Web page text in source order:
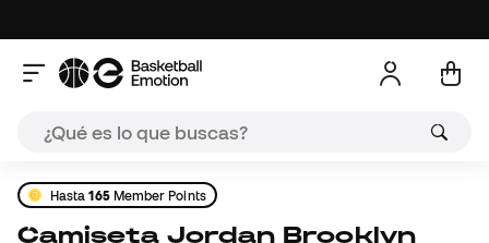
Hasta165Member Points
Camiseta Jordan Brooklyn